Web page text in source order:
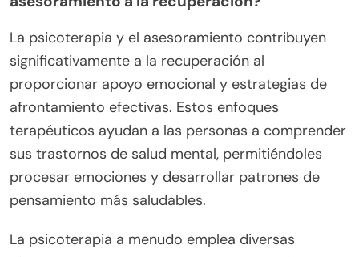
mindfulness, mejoran el bienestar general. Cada
tratamiento varía en efectividad según las
necesidades y condiciones individuales. Integrar
estos enfoques a menudo produce los mejores
resultados para manejar la salud mental.
¿Cómo contribuyen la psicoterapia y el
asesoramiento a la recuperación?
La psicoterapia y el asesoramiento contribuyen
proporcionar apoyo emocional y estrategias de